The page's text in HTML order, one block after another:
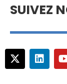
SUIVEZ